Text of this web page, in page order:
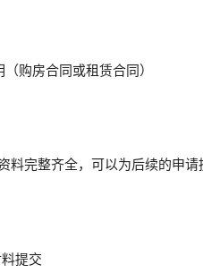
购房合同或租赁合同）
料完整齐全，可以为后续的申请
提交